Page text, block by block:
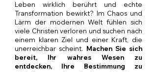
Leben wirklich berührt und echte
Transformation bewirkt? Im Chaos und
Lärm der modernen Welt fühlen sich
viele Christen verloren und suchen nach
einem klaren Ziel und einer Kraft, die
unerreichbar scheint. Machen Sie sich
bereit, Ihr wahres Wesen zu
entdecken, Ihre Bestimmung zu